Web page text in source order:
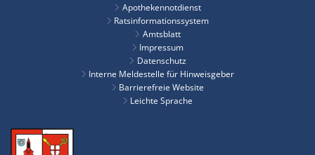
Apothekennotdienst
Ratsinformationssystem
Amtsblatt
Impressum
Datenschutz
Interne Meldestelle für Hinweisgeber
Barrierefreie Website
Leichte Sprache